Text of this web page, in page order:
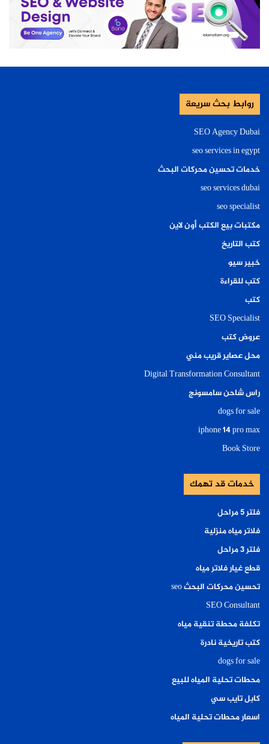
روابط بحث سريعة
SEO Agency Dubai
seo services in egypt
خدمات تحسين محركات البحث
seo services dubai
seo specialist
مكتبات بيع الكتب أون لاين
كتب التاريخ
خبير سيو
كتب للقراءة
كتب
SEO Specialist
عروض كتب
محل عصاير قريب مني
Digital Transformation Consultant
راس شاحن سامسونج
dogs for sale
iphone 14 pro max
Book Store
خدمات قد تهمك
فلتر ٥ مراحل
فلاتر مياه منزلية
فلتر ٣ مراحل
قطع غيار فلاتر مياه
تحسين محركات البحث seo
SEO Consultant
تكلفة محطة تنقية مياه
كتب تاريخية نادرة
dogs for sale
محطات تحلية المياه للبيع
كابل تايب سي
اسعار محطات تحلية المياه